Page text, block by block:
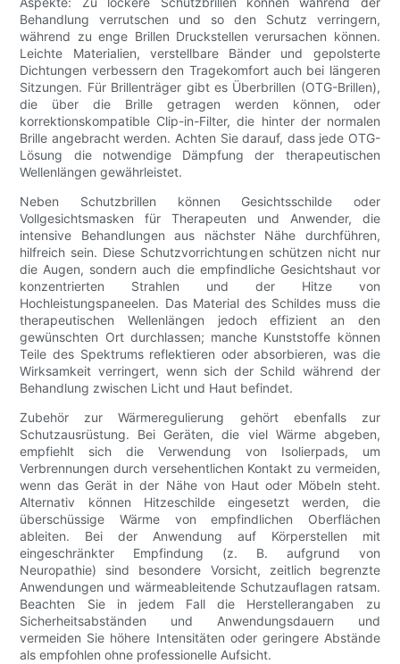
Behandlung verrutschen und so den Schutz verringern,
während zu enge Brillen Druckstellen verursachen können.
Leichte Materialien, verstellbare Bänder und gepolsterte
Dichtungen verbessern den Tragekomfort auch bei längeren
Sitzungen. Für Brillenträger gibt es Überbrillen (OTG-Brillen),
die über die Brille getragen werden können, oder
korrektionskompatible Clip-in-Filter, die hinter der normalen
Brille angebracht werden. Achten Sie darauf, dass jede OTG-
Lösung die notwendige Dämpfung der therapeutischen
Wellenlängen gewährleistet.
Neben Schutzbrillen können Gesichtsschilde oder
Vollgesichtsmasken für Therapeuten und Anwender, die
intensive Behandlungen aus nächster Nähe durchführen,
hilfreich sein. Diese Schutzvorrichtungen schützen nicht nur
die Augen, sondern auch die empfindliche Gesichtshaut vor
konzentrierten Strahlen und der Hitze von
Hochleistungspaneelen. Das Material des Schildes muss die
therapeutischen Wellenlängen jedoch effizient an den
gewünschten Ort durchlassen; manche Kunststoffe können
Teile des Spektrums reflektieren oder absorbieren, was die
Wirksamkeit verringert, wenn sich der Schild während der
Behandlung zwischen Licht und Haut befindet.
Zubehör zur Wärmeregulierung gehört ebenfalls zur
Schutzausrüstung. Bei Geräten, die viel Wärme abgeben,
empfiehlt sich die Verwendung von Isolierpads, um
Verbrennungen durch versehentlichen Kontakt zu vermeiden,
wenn das Gerät in der Nähe von Haut oder Möbeln steht.
Alternativ können Hitzeschilde eingesetzt werden, die
überschüssige Wärme von empfindlichen Oberflächen
ableiten. Bei der Anwendung auf Körperstellen mit
eingeschränkter Empfindung (z. B. aufgrund von
Neuropathie) sind besondere Vorsicht, zeitlich begrenzte
Anwendungen und wärmeableitende Schutzauflagen ratsam.
Beachten Sie in jedem Fall die Herstellerangaben zu
Sicherheitsabständen und Anwendungsdauern und
vermeiden Sie höhere Intensitäten oder geringere Abstände
als empfohlen ohne professionelle Aufsicht.